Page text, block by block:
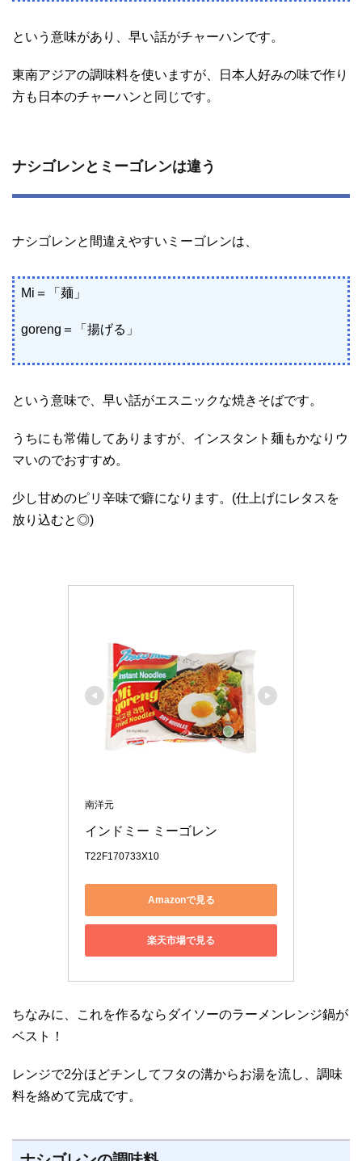
という意味があり、早い話がチャーハンです。
東南アジアの調味料を使いますが、日本人好みの味で作り
方も日本のチャーハンと同じです。
ナシゴレンとミーゴレンは違う
ナシゴレンと間違えやすいミーゴレンは、
Mi＝「麺」
goreng＝「揚げる」
という意味で、早い話がエスニックな焼きそばです。
うちにも常備してありますが、インスタント麺もかなりウ
マいのでおすすめ。
少し甘めのピリ辛味で癖になります。(仕上げにレタスを
放り込むと◎)
南洋元
インドミー ミーゴレン
T22F170733X10
Amazonで見る
楽天市場で見る
ちなみに、これを作るならダイソーのラーメンレンジ鍋が
ベスト！
レンジで2分ほどチンしてフタの溝からお湯を流し、調味
料を絡めて完成です。